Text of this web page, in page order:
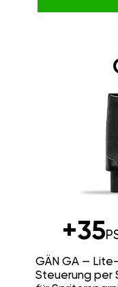
+35
GÄN GA —
Steuerung per